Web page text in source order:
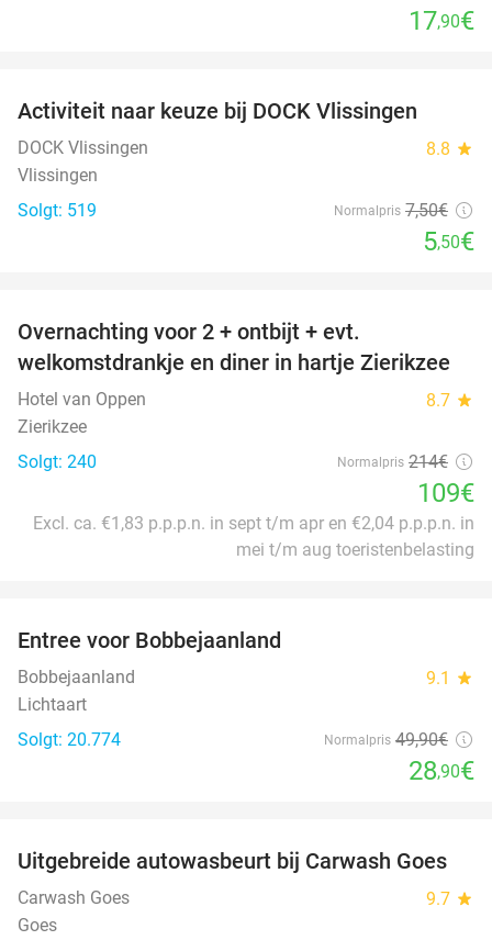
17,90€
Activiteit naar keuze bij DOCK Vlissingen
DOCK Vlissingen 8.8 star
Vlissingen
Solgt: 519
Normalpris 7,50€
5,50€
Overnachting voor 2 + ontbijt + evt.
welkomstdrankje en diner in hartje Zierikzee
Hotel van Oppen 8.7 star
Zierikzee
Solgt: 240
Normalpris 214€
109€
Excl. ca. €1,83 p.p.p.n. in sept t/m apr en €2,04 p.p.p.n. in
mei t/m aug toeristenbelasting
Entree voor Bobbejaanland
Bobbejaanland 9.1 star
Lichtaart
Solgt: 20.774
Normalpris 49,90€
28,90€
36%
Uitgebreide autowasbeurt bij Carwash Goes
Carwash Goes 9.7 star
Goes